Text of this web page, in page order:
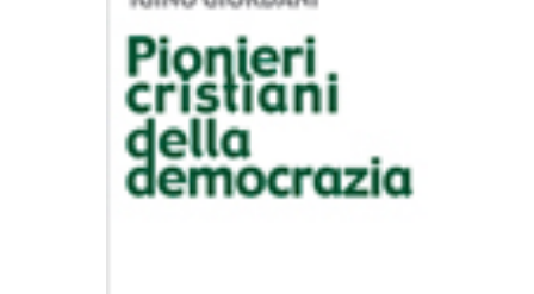
AGGIUNGI AL CARRELLO